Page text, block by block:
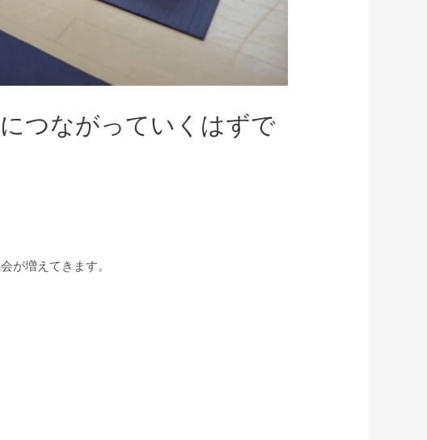
つながっていくはずで
が増えてきます。